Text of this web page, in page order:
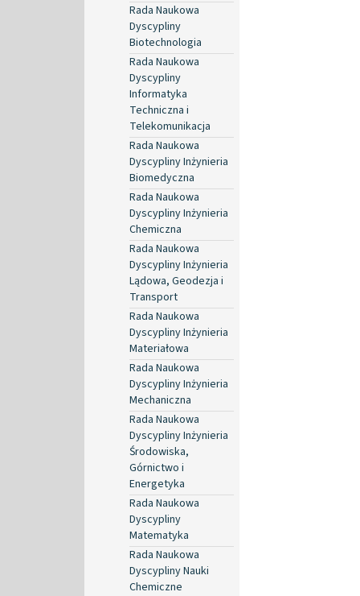
Rada Naukowa
Dyscypliny
Biotechnologia
Rada Naukowa
Dyscypliny
Informatyka
Techniczna i
Telekomunikacja
Rada Naukowa
Dyscypliny Inżynieria
Biomedyczna
Rada Naukowa
Dyscypliny Inżynieria
Chemiczna
Rada Naukowa
Dyscypliny Inżynieria
Lądowa, Geodezja i
Transport
Rada Naukowa
Dyscypliny Inżynieria
Materiałowa
Rada Naukowa
Dyscypliny Inżynieria
Mechaniczna
Rada Naukowa
Dyscypliny Inżynieria
Środowiska,
Górnictwo i
Energetyka
Rada Naukowa
Dyscypliny
Matematyka
Rada Naukowa
Dyscypliny Nauki
Chemiczne